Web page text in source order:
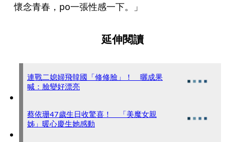
懷念青春，po一張性感一下。」
延伸閱讀
連戰二媳婦飛韓國「修修臉」！ 曬成果
喊：臉變好漂亮
蔡依珊47歲生日收驚喜！ 「美魔女親
姊」暖心慶生她感動